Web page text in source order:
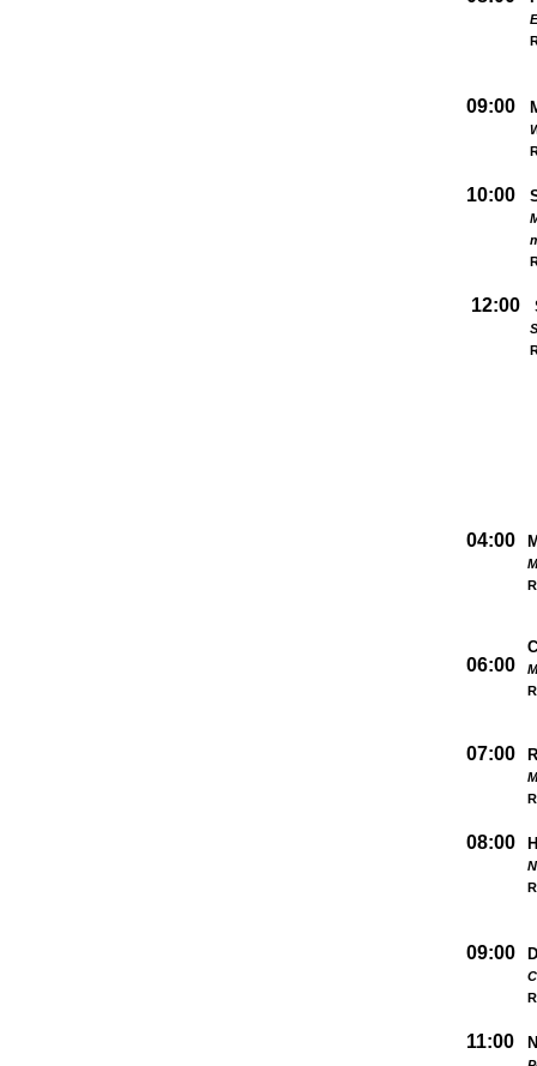
09:00
10:00
12:00
04:00
06:00
07:00
08:00
09:00
11:00